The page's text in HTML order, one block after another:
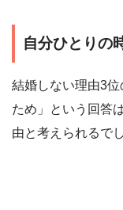
自分ひとりの
結婚しない理由3
ため」という回答
由と考えられるで